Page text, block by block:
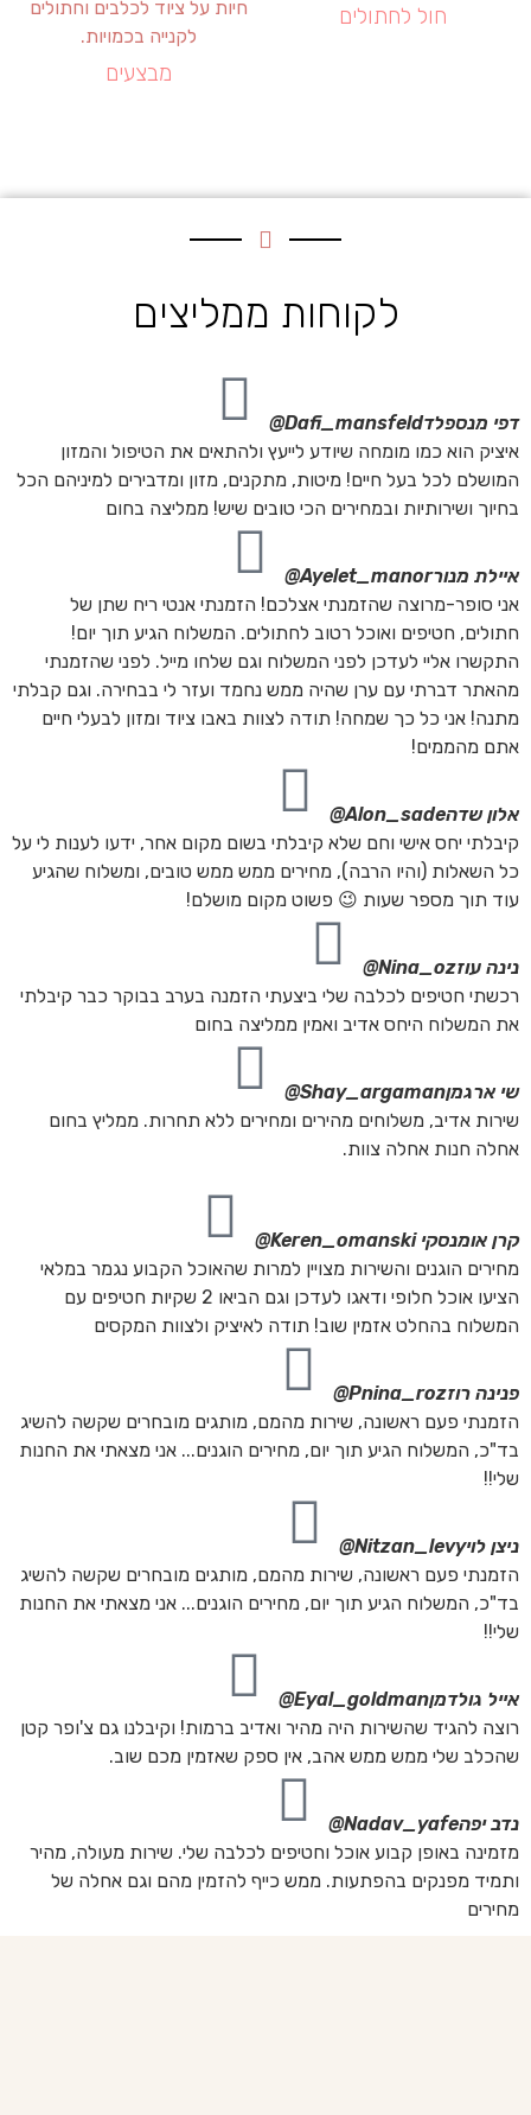
חול לחתולים
מבצעים
לקוחות ממליצים
דפי מנספלדDafi_mansfeld@
איציק הוא כמו מומחה שיודע לייעץ ולהתאים את הטיפול והמזון
המושלם לכל בעל חיים! מיטות, מתקנים, מזון ומדבירים למיניהם הכל
בחיוך ושירותיות ובמחירים הכי טובים שיש! ממליצה בחום
איילת מנורAyelet_manor@
אני סופר-מרוצה שהזמנתי אצלכם! הזמנתי אנטי ריח שתן של
חתולים, חטיפים ואוכל רטוב לחתולים. המשלוח הגיע תוך יום!
התקשרו אליי לעדכן לפני המשלוח וגם שלחו מייל. לפני שהזמנתי
מהאתר דברתי עם ערן שהיה ממש נחמד ועזר לי בבחירה. וגם קבלתי
מתנה! אני כל כך שמחה! תודה לצוות באבו ציוד ומזון לבעלי חיים
אתם מהממים!
אלון שדהAlon_sade@
קיבלתי יחס אישי וחם שלא קיבלתי בשום מקום אחר, ידעו לענות לי על
כל השאלות (והיו הרבה), מחירים ממש ממש טובים, ומשלוח שהגיע
עוד תוך מספר שעות 😉 פשוט מקום מושלם!
נינה עוזNina_oz@
רכשתי חטיפים לכלבה שלי ביצעתי הזמנה בערב בבוקר כבר קיבלתי
את המשלוח היחס אדיב ואמין ממליצה בחום
שי ארגמןShay_argaman@
שירות אדיב, משלוחים מהירים ומחירים ללא תחרות. ממליץ בחום
אחלה חנות אחלה צוות.
קרן אומנסקיKeren_omanski@
מחירים הוגנים והשירות מצויין למרות שהאוכל הקבוע נגמר במלאי
הציעו אוכל חלופי ודאגו לעדכן וגם הביאו 2 שקיות חטיפים עם
המשלוח בהחלט אזמין שוב! תודה לאיציק ולצוות המקסים
פנינה רוזPnina_roz@
הזמנתי פעם ראשונה, שירות מהמם, מותגים מובחרים שקשה להשיג
בד"כ, המשלוח הגיע תוך יום, מחירים הוגנים... אני מצאתי את החנות
שלי!!
ניצן לויNitzan_levy@
הזמנתי פעם ראשונה, שירות מהמם, מותגים מובחרים שקשה להשיג
בד"כ, המשלוח הגיע תוך יום, מחירים הוגנים... אני מצאתי את החנות
שלי!!
אייל גולדמןEyal_goldman@
רוצה להגיד שהשירות היה מהיר ואדיב ברמות! וקיבלנו גם צ'ופר קטן
שהכלב שלי ממש ממש אהב, אין ספק שאזמין מכם שוב.
נדב יפהNadav_yafe@
מזמינה באופן קבוע אוכל וחטיפים לכלבה שלי. שירות מעולה, מהיר
ותמיד מפנקים בהפתעות. ממש כייף להזמין מהם וגם אחלה של
מחירים